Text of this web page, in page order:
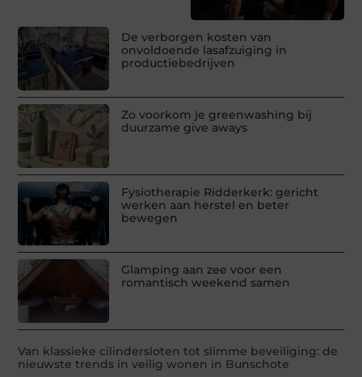
De verborgen kosten van
onvoldoende lasafzuiging in
productiebedrijven
Zo voorkom je greenwashing bij
duurzame give aways
Fysiotherapie Ridderkerk: gericht
werken aan herstel en beter
bewegen
Glamping aan zee voor een
romantisch weekend samen
Van klassieke cilindersloten tot slimme beveiliging: de
nieuwste trends in veilig wonen in Bunschote